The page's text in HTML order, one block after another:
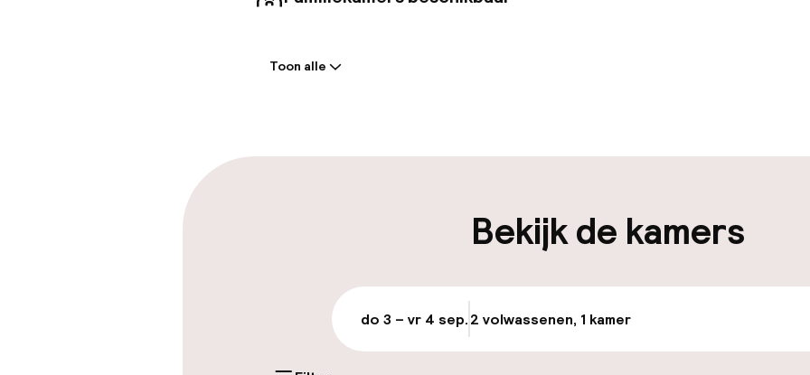
Parkeergelegenheid op eigen
€ 15,00 per dag
Openbaar parkeren
Fietsverhuur
Toon alle
Bekijk de kamers
do 3 – vr 4 sep.2 volwassenen, 1 kamer